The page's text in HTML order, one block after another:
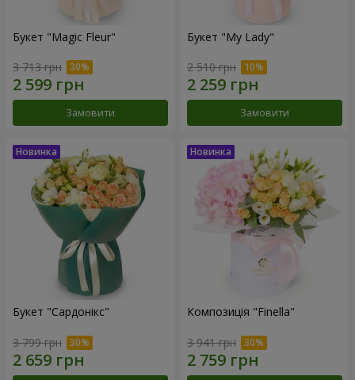
Букет "Magic Fleur"
3 713 грн
Замовити
Букет "My Lady"
2 510 грн
Замовити
Букет "Сардонікс"
3 799 грн
Композиція "Finella"
3 941 грн